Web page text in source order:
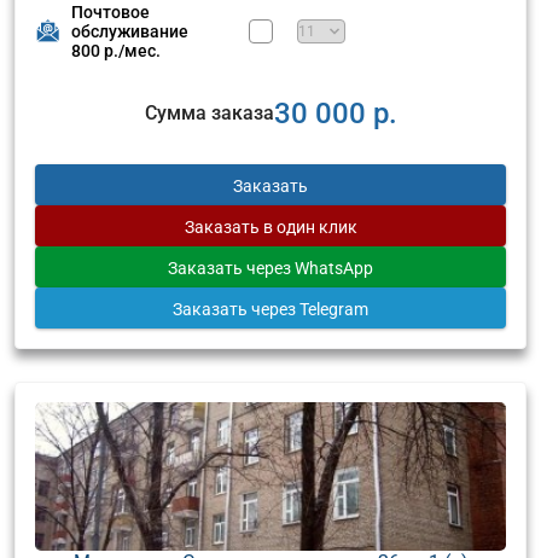
Почтовое
обслуживание
800 р./мес.
Сумма заказа30 000 р.
Заказать
Заказать в один клик
Заказать через WhatsApp
Заказать через Telegram